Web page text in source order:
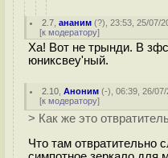
2.7 ,ананим (?), 23:53, 25/07/
[к модератору]
Ха! Вот не трынди. В
юниксвеу'ный.
2.10 ,Аноним (-), 06:39, 26/
[к модератору]
> Как же это
Что там отвратительно